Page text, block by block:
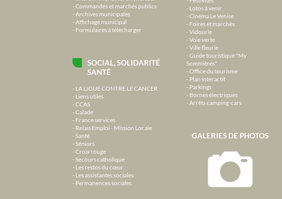
Commandes et marchés publics
Archives municipales
Affichage municipal
Formulaires à télécharger
SOCIAL, SOLIDARITÉ
SANTÉ
LA LIGUE CONTRE LE CANCER
Liens utiles
CCAS
Calade
France services
Relais Emploi - Mission Locale
Santé
Séniors
Croix rouge
Secours catholique
Les restos du cœur
Les assistantes sociales
Permanences sociales
Lotos à venir
Cinéma Le Venise
Foires et marchés
Vidourle
Voie verte
Ville fleurie
Guide touristique "My
Sommières"
Office du tourisme
Plan interactif
Parkings
Bornes électriques
Arrêts camping-cars
GALERIES DE PHOTOS